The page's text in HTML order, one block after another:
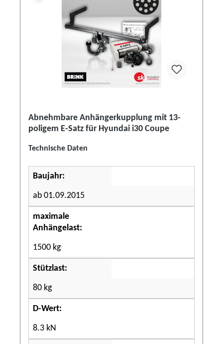
Abnehmbare Anhängerkupplung mit 13-
poligem E-Satz für Hyundai i30 Coupe
Technische Daten
Baujahr:
ab 01.09.2015
maximale
Anhängelast:
1500 kg
Stützlast:
80 kg
D-Wert:
8.3 kN